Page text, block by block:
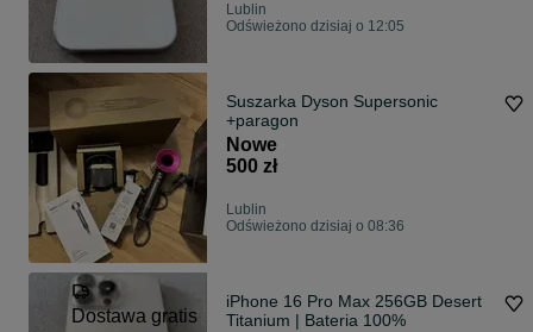
Lublin
Odświeżono dzisiaj o 12:05
Suszarka Dyson Supersonic
+paragon
Nowe
500 zł
Lublin
Odświeżono dzisiaj o 08:36
Dostawa gratis
iPhone 16 Pro Max 256GB Desert
Titanium | Bateria 100%